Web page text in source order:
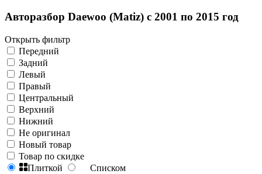
Авторазбор Daewoo (Matiz) с 2001 по 2015 год
Открыть фильтр
Передний
Задний
Левый
Правый
Центральный
Верхний
Нижний
Не оригинал
Новый товар
Товар по скидке
Плиткой
Списком